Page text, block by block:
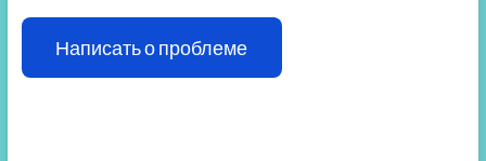
Написать о проблеме